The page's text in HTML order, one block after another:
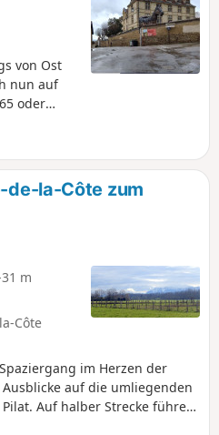
von Ost
nun auf
oder
Weg nach
Auf
Wälder,
Saint-
Kapelle
de-la-Côte zum
m
Côte
im Herzen der
auf die umliegenden
Auf halber Strecke führen